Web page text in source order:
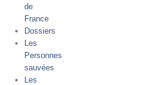
de
France
Dossiers
Les
Personnes
sauvées
Les